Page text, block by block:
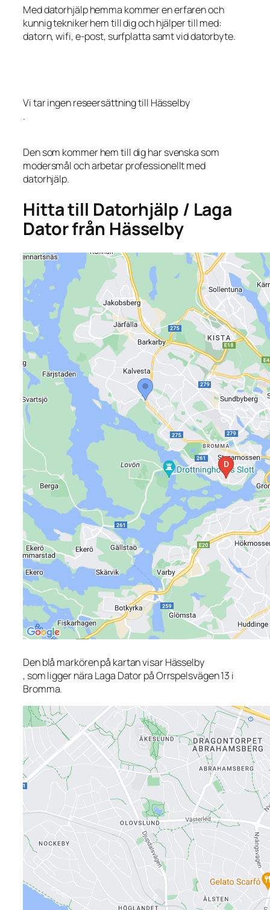
Med datorhjälp hemma kommer en erfaren och
kunnig tekniker hem till dig och hjälper till med:
datorn, wifi, e-post, surfplatta samt vid datorbyte.
Vi tar ingen reseersättning till Hässelby
.
Den som kommer hem till dig har svenska som
modersmål och arbetar professionellt med
datorhjälp.
Hitta till Datorhjälp / Laga
Dator från Hässelby
Den blå markören på kartan visar Hässelby
, som ligger nära Laga Dator på Orrspelsvägen 13 i
Bromma.